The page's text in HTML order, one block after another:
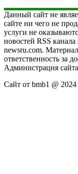
Данный сайт не
сайте ни чего не
услуги не
новостей RSS
newsru.com.
ответственность за
Администрация
Сайт от bmb1 @ 2024